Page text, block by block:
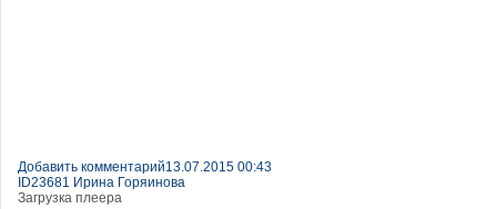
Добавить комментарий13.07.2015 00:43
ID23681 Ирина Горяинова
Загрузка плеера